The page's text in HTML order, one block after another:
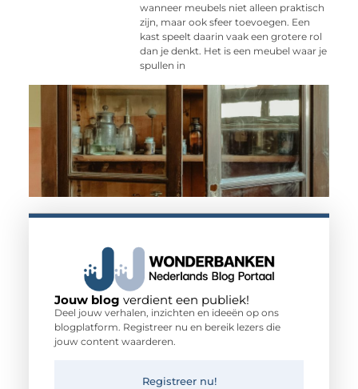
wanneer meubels niet alleen praktisch
zijn, maar ook sfeer toevoegen. Een
kast speelt daarin vaak een grotere rol
dan je denkt. Het is een meubel waar je
spullen in
Jouw blog verdient een publiek!
Deel jouw verhalen, inzichten en ideeën op ons
blogplatform. Registreer nu en bereik lezers die
jouw content waarderen.
Registreer nu!